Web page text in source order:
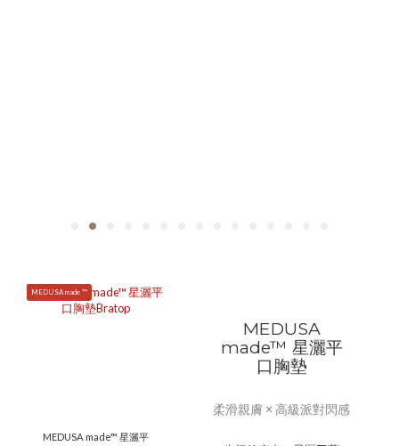
MEDUSA made ™
MEDUSA made™ 星灑平
MEDUSA
made™ 星灑平
口胸墊
柔滑親膚 × 高級派對閃感